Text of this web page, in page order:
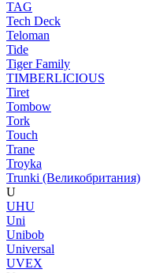
TAG
Tech Deck
Teloman
Tide
Tiger Family
TIMBERLICIOUS
Tiret
Tombow
Tork
Touch
Trane
Troyka
Trunki (Великобритания)
U
UHU
Uni
Unibob
Universal
UVEX